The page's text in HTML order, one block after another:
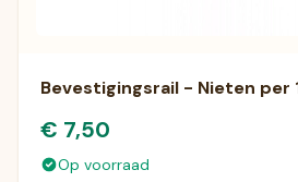
Bevestigingsrail - Nieten per
€ 7,50
Op voorraad